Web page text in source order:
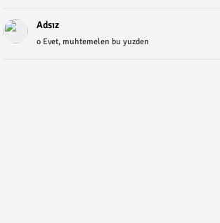
Adsız
o Evet, muhtemelen bu yuzden